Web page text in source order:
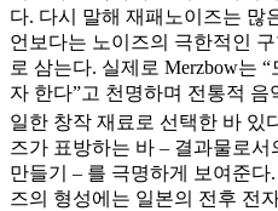
다. 다시 말해 재패노이즈는 많
언보다는 노이즈의 극한적인
로 삼는다. 실제로 Merzbow는
자 한다”고 천명하며 전통적
일한 창작 재료로 선택한 바 있
즈가 표방하는 바 – 결과물로
만들기 – 를 극명하게 보여준다
즈의 형성에는 일본의 전후 전